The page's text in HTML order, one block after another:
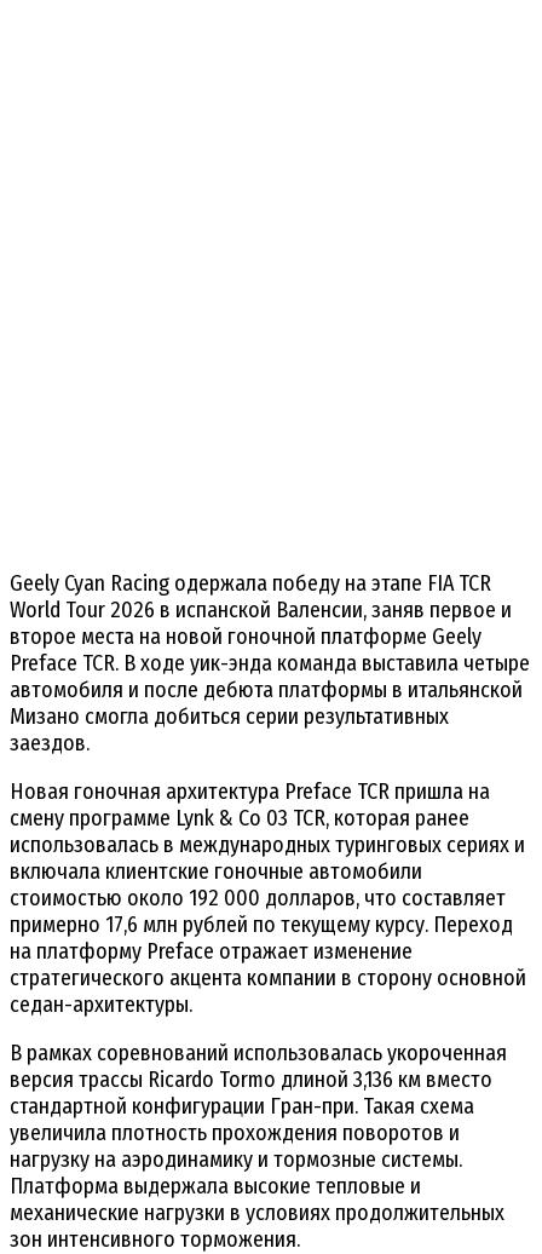
Geely Cyan Racing одержала победу на этапе FIA TCR
World Tour 2026 в испанской Валенсии, заняв первое и
второе места на новой гоночной платформе Geely
Preface TCR. В ходе уик-энда команда выставила четыре
автомобиля и после дебюта платформы в итальянской
Мизано смогла добиться серии результативных
заездов.
Новая гоночная архитектура Preface TCR пришла на
смену программе Lynk & Co 03 TCR, которая ранее
использовалась в международных туринговых сериях и
включала клиентские гоночные автомобили
стоимостью около 192 000 долларов, что составляет
примерно 17,6 млн рублей по текущему курсу. Переход
на платформу Preface отражает изменение
стратегического акцента компании в сторону основной
седан-архитектуры.
В рамках соревнований использовалась укороченная
версия трассы Ricardo Tormo длиной 3,136 км вместо
стандартной конфигурации Гран-при. Такая схема
увеличила плотность прохождения поворотов и
нагрузку на аэродинамику и тормозные системы.
Платформа выдержала высокие тепловые и
механические нагрузки в условиях продолжительных
зон интенсивного торможения.